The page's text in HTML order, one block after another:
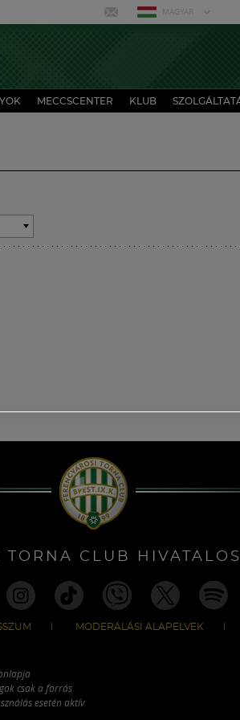
MAGYAR
MECCSCENTER KLUB
TORNA CLUB
MODERÁLÁSI ALAPELVEK
csak a forrás
esetén aktív